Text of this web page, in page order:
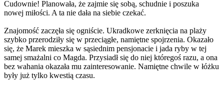
Cudownie! Planowała, że zajmie się sobą, schudnie i poszuka
nowej miłości. A ta nie dała na siebie czekać.
Znajomość zaczęła się ogniście. Ukradkowe zerknięcia na plaży
szybko przerodziły się w przeciągłe, namiętne spojrzenia. Okazało
się, że Marek mieszka w sąsiednim pensjonacie i jada ryby w tej
samej smażalni co Magda. Przysiadł się do niej któregoś razu, a ona
bez wahania okazała mu zainteresowanie. Namiętne chwile w łóżku
były już tylko kwestią czasu.